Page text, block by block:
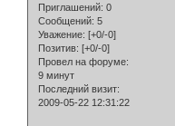
Приглашений: 0
Сообщений: 5
Уважение: [+0/-0]
Позитив: [+0/-0]
Провел на форуме:
9 минут
Последний визит:
2009-05-22 12:31:22